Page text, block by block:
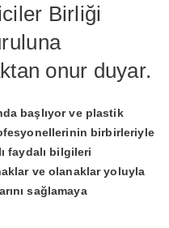
Birliği
onur duyar.
başlıyor ve plastik
birbirleriyle
faydalı bilgileri
ve olanaklar yoluyla
sağlamaya